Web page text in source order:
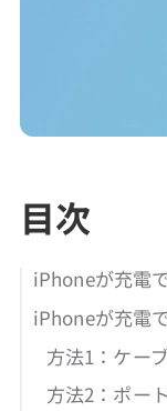
目次
iPhoneが充電
iPhoneが充電
方法1：ケー
方法2：ポー